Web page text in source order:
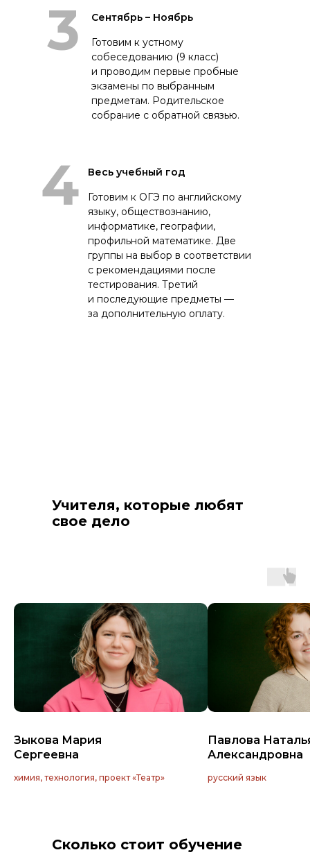
4
Готовим к ОГЭ по английскому
языку, обществознанию,
информатике, географии,
профильной математике. Две
группы на выбор в соответствии
с рекомендациями после
тестирования. Третий
и последующие предметы —
за дополнительную оплату.
Весь учебный год
3
Готовим к устному
собеседованию (9 класс)
и проводим первые пробные
экзамены по выбранным
предметам. Родительское
собрание с обратной связью.
Сентябрь – Ноябрь
Учителя, которые любят
свое дело
Зыкова Мария
Сергеевна
химия, технология, проект «Театр»
Павлова
Александровна
русский язык
Сколько стоит обучение